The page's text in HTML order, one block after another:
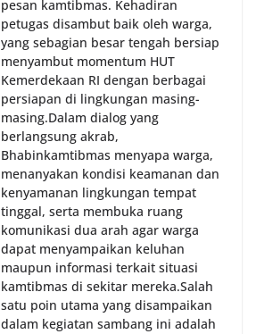
pesan kamtibmas. Kehadiran
petugas disambut baik oleh warga,
yang sebagian besar tengah bersiap
menyambut momentum HUT
Kemerdekaan RI dengan berbagai
persiapan di lingkungan masing-
masing.‎Dalam dialog yang
berlangsung akrab,
Bhabinkamtibmas menyapa warga,
menanyakan kondisi keamanan dan
kenyamanan lingkungan tempat
tinggal, serta membuka ruang
komunikasi dua arah agar warga
dapat menyampaikan keluhan
maupun informasi terkait situasi
kamtibmas di sekitar mereka.‎‎‎Salah
satu poin utama yang disampaikan
dalam kegiatan sambang ini adalah